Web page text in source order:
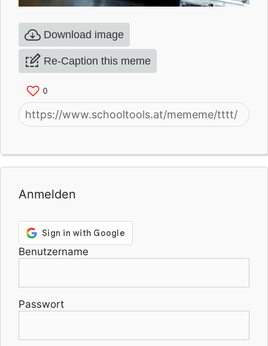
Download image
Re-Caption this meme
0
Anmelden
Benutzername
Passwort